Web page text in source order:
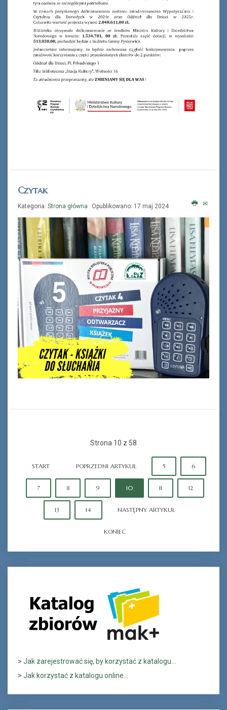
Czytak
Kategoria: Strona główna Opublikowano: 17 maj 2024
Strona 10 z 58
START POPRZEDNI ARTYKUŁ 5 6
7 8 9 10 11 12
13 14 NASTĘPNY ARTYKUŁ
KONIEC
> Jak zarejestrować się, by korzystać z katalogu...
> Jak korzystać z katalogu online...